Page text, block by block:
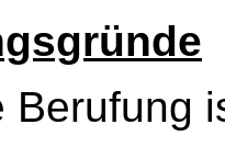
Berufung